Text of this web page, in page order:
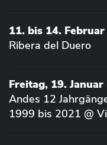
11. bis 14.
Ribera del Duero
Freitag, 19.
Andes 12
1999 bis 2021 @